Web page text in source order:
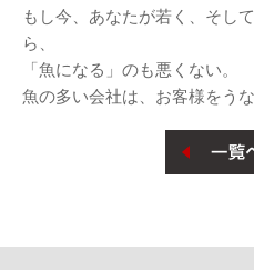
もし今、あなたが若く、そし
ら、
「魚になる」のも悪くない。
魚の多い会社は、お客様をう